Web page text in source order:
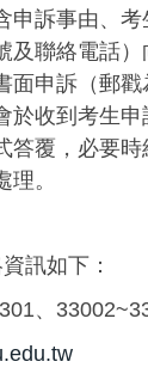
申訴事由、
及聯絡電話）
面申訴（郵
於收到考生申
答覆，必要
理。
訊如下：
、